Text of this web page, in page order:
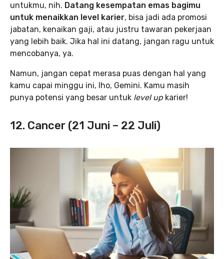
untukmu, nih. Datang kesempatan emas bagimu
untuk menaikkan level karier, bisa jadi ada promosi
jabatan, kenaikan gaji, atau justru tawaran pekerjaan
yang lebih baik. Jika hal ini datang, jangan ragu untuk
mencobanya, ya.
Namun, jangan cepat merasa puas dengan hal yang
kamu capai minggu ini, lho, Gemini. Kamu masih
punya potensi yang besar untuk level up karier!
12. Cancer (21 Juni – 22 Juli)